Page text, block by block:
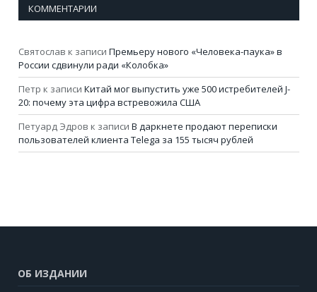
КОММЕНТАРИИ
Святослав к записи Премьеру нового «Человека-паука» в
России сдвинули ради «Колобка»
Петр к записи Китай мог выпустить уже 500 истребителей J-
20: почему эта цифра встревожила США
Петуард Эдров к записи В даркнете продают переписки
пользователей клиента Telega за 155 тысяч рублей
ОБ ИЗДАНИИ